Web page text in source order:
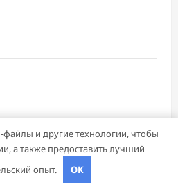
файлы и другие технологии, чтобы
а также предоставить лучший
опыт.
OK